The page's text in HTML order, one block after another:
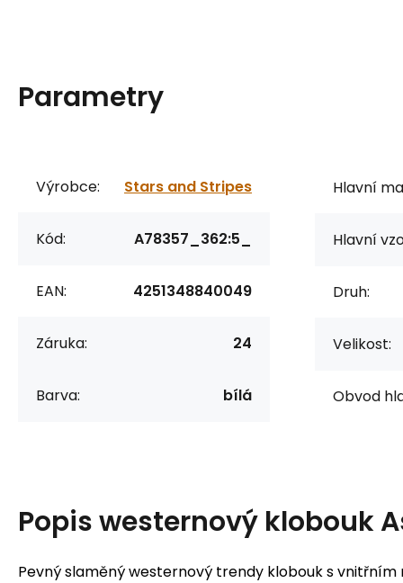
Parametry
Výrobce: Stars and Stripes
Kód: A78357_362:5_
EAN: 4251348840049
Záruka: 24
Barva: bílá
Hlavní
Hlavní
Druh:
Velikost:
Obvod
Popiswesternový klobouk
Pevný slaměný westernový trendy klobouk s